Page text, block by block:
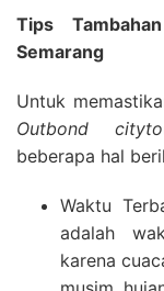
Tips
Semarang
Untuk
Outbond
beberapa hal
Waktu
adalah
karena